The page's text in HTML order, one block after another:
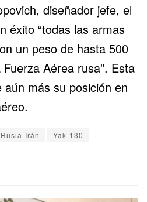
diseñador jefe, el
éxito “todas las armas
un peso de hasta 500
Aérea rusa”. Esta
más su posición en
Rusia-Irán Yak-130